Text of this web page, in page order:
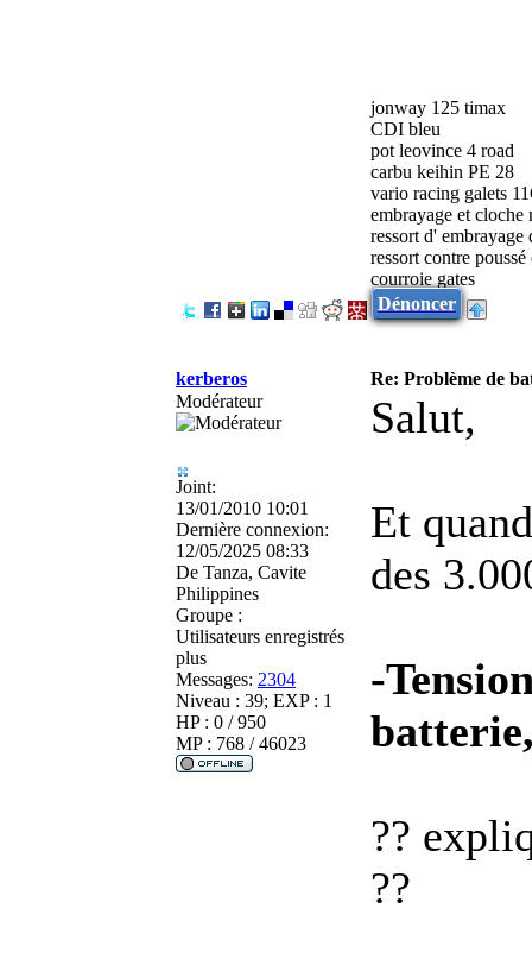
jonway 125 timax
CDI bleu
pot leovince 4 road
carbu keihin PE 28
vario racing galets
embrayage et cloche
ressort d' embrayage
ressort contre
courroie gates
Dénoncer
kerberos
Re: Problème de
Modérateur
Joint:
13/01/2010 10:01
Dernière connexion:
12/05/2025 08:33
De Tanza, Cavite
Philippines
Groupe :
Utilisateurs enregistrés
plus
Messages: 2304
Niveau : 39; EXP : 1
HP : 0 / 950
MP : 768 / 46023
Salut,
Et
des
-
??
??